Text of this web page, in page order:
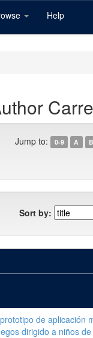
Help
Jump to: 0-9 A B
Sort by:
de aplicación
dirigido a niños